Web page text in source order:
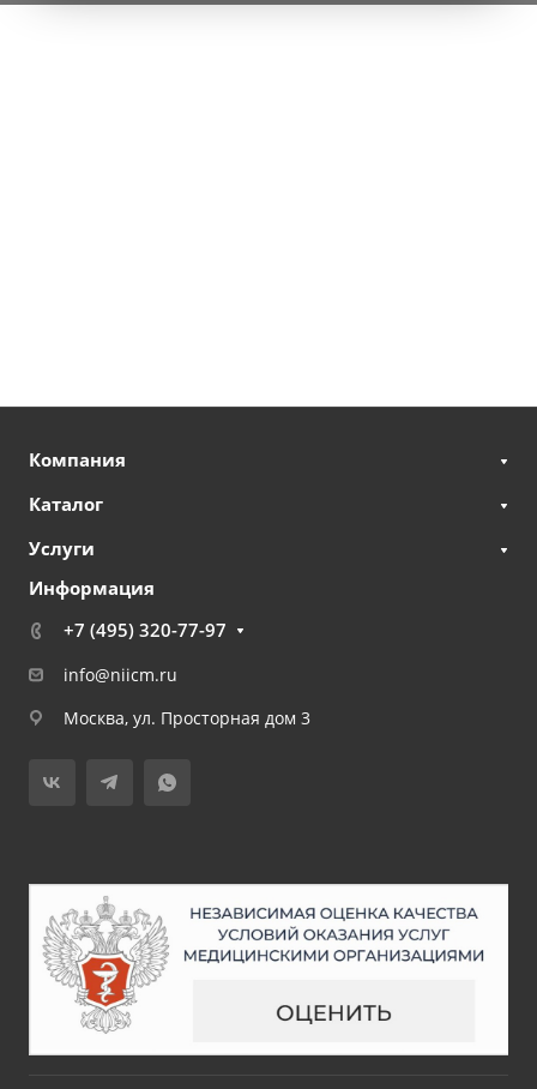
Компания
Каталог
Услуги
Информация
+7 (495) 320-77-97
info@niicm.ru
Москва, ул. Просторная дом 3